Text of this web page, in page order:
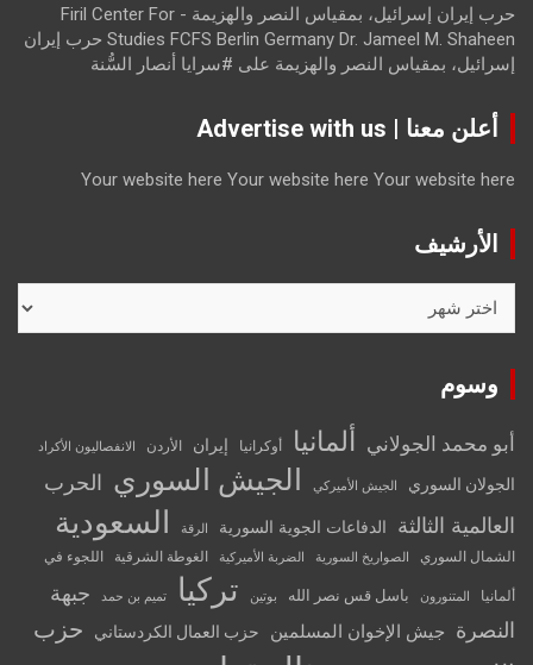
حرب إيران إسرائيل، بمقياس النصر والهزيمة - Firil Center For
Studies FCFS Berlin Germany Dr. Jameel M. Shaheen حرب إيران
إسرائيل، بمقياس النصر والهزيمة على #سرايا أنصار السُّنة
أعلن معنا | Advertise with us
Your website here Your website here Your website here
الأرشيف
وسوم
أبو محمد الجولاني ألمانيا أوكرانيا إيران الأردن الانفصاليون الأكراد
الجولان السوري الجيش الأميركي الجيش السوري الحرب
العالمية الثالثة
الدفاعات الجوية السورية الرقة السعودية
الشمال السوري الصواريخ السورية الضربة الأميركية الغوطة الشرقية اللجوء في
ألمانيا المتنورون باسل قس نصر الله بوتين تركيا تميم بن حمد
جبهة
النصرة
جيش الإخوان المسلمين حزب العمال الكردستاني
حزب